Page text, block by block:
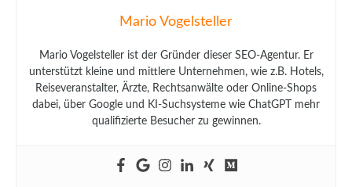
Mario Vogelsteller
Mario Vogelsteller ist der Gründer dieser SEO-Agentur. Er
unterstützt kleine und mittlere Unternehmen, wie z.B. Hotels,
Reiseveranstalter, Ärzte, Rechtsanwälte oder Online-Shops
dabei, über Google und KI-Suchsysteme wie ChatGPT mehr
qualifizierte Besucher zu gewinnen.